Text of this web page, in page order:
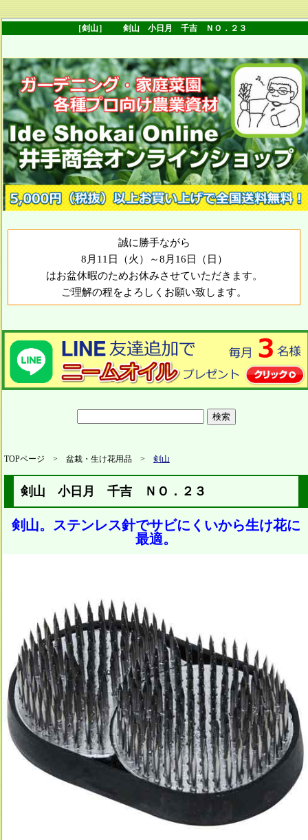
［剣山］ 剣山 小日月 千吉 ＮＯ．２３
誠に勝手ながら
8月11日（火）～8月16日（日）
はお盆休暇のためお休みさせていただきます。
ご理解の程をよろしくお願い致します。
TOPページ > 盆栽・生け花用品 > 剣山
剣山 小日月 千吉 ＮＯ．２３
剣山。ステンレス針でサビにくいから生け花に
最適。